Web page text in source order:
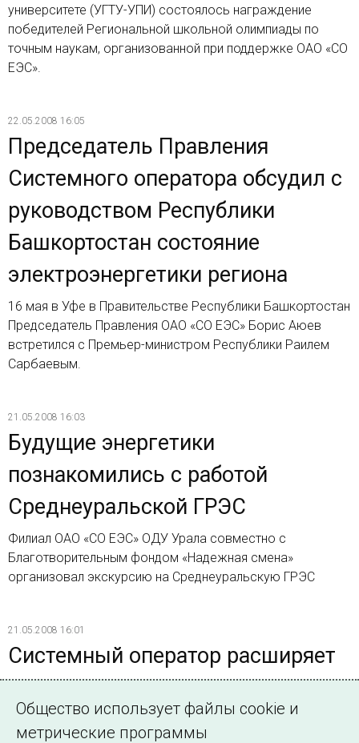
университете (УГТУ-УПИ) состоялось награждение
победителей Региональной школьной олимпиады по
точным наукам, организованной при поддержке ОАО «СО
ЕЭС».
22.05.2008 16:05
Председатель Правления
Системного оператора обсудил с
руководством Республики
Башкортостан состояние
электроэнергетики региона
16 мая в Уфе в Правительстве Республики Башкортостан
Председатель Правления ОАО «СО ЕЭС» Борис Аюев
встретился с Премьер-министром Республики Раилем
Сарбаевым.
21.05.2008 16:03
Будущие энергетики
познакомились с работой
Среднеуральской ГРЭС
Филиал ОАО «СО ЕЭС» ОДУ Урала совместно с
Благотворительным фондом «Надежная смена»
организовал экскурсию на Среднеуральскую ГРЭС
21.05.2008 16:01
Системный оператор расширяет
рамки подготовки молодой
смены энергетиков
Общество использует файлы cookie и
метрические программы